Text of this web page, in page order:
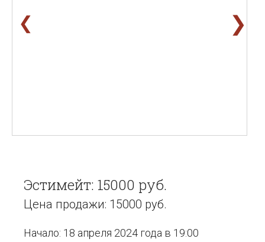
❮ ❯
Эстимейт: 15000 руб.
Цена продажи: 15000 руб.
Начало: 18 апреля 2024 года в 19:00